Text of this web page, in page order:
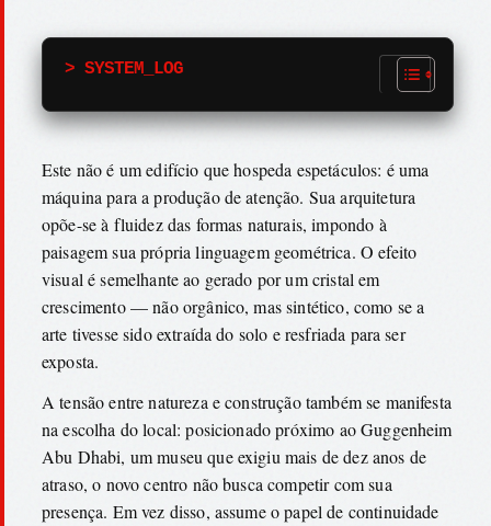
> SYSTEM_LOG
Este não é um edifício que hospeda espetáculos: é uma
máquina para a produção de atenção. Sua arquitetura
opõe-se à fluidez das formas naturais, impondo à
paisagem sua própria linguagem geométrica. O efeito
visual é semelhante ao gerado por um cristal em
crescimento — não orgânico, mas sintético, como se a
arte tivesse sido extraída do solo e resfriada para ser
exposta.
A tensão entre natureza e construção também se manifesta
na escolha do local: posicionado próximo ao Guggenheim
Abu Dhabi, um museu que exigiu mais de dez anos de
atraso, o novo centro não busca competir com sua
presença. Em vez disso, assume o papel de continuidade